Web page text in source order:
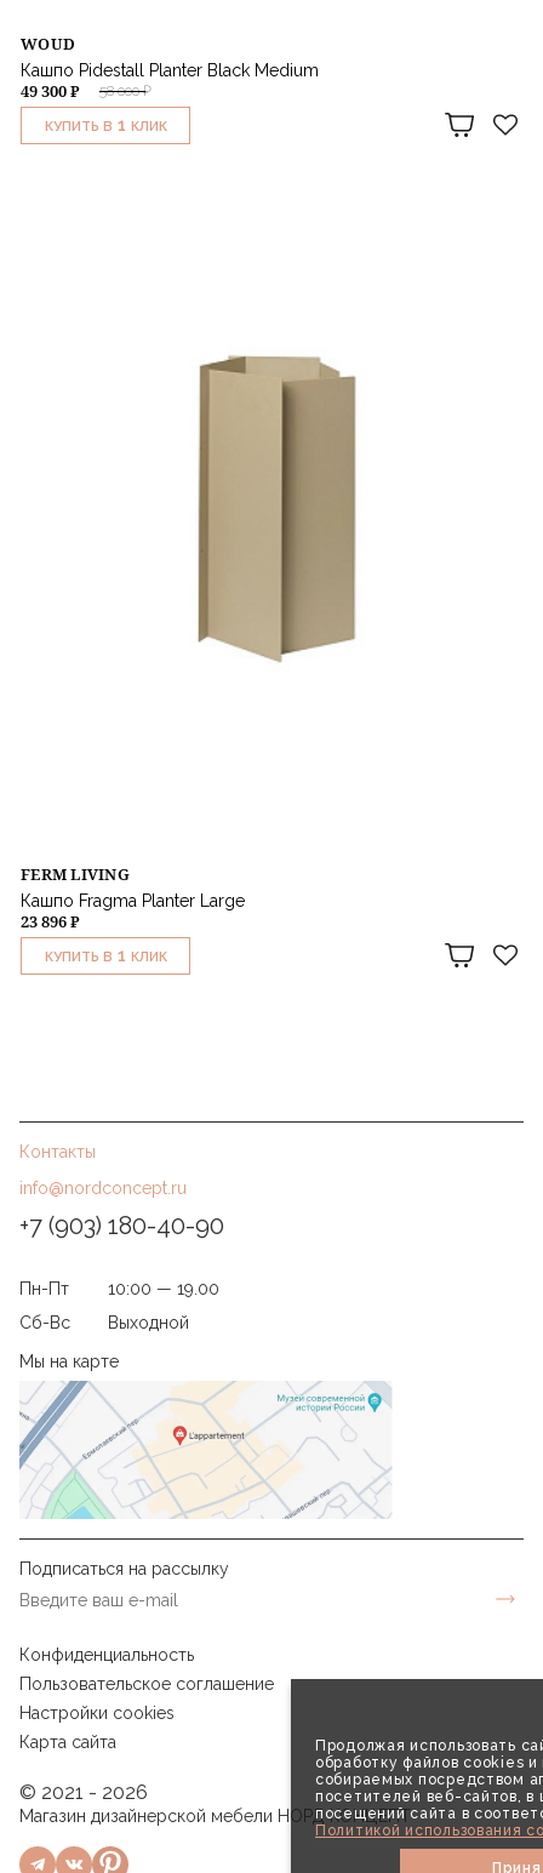
Продолжая использовать
обработку файлов cookies и
собираемых посредством
посетителей веб-сайтов, в
посещений сайта в
Политикой использования
WOUD
Кашпо Pidestall Planter Black Medium
58 000 ₽
49 300 ₽
КУПИТЬ В 1 КЛИК
FERM LIVING
Кашпо Fragma Planter Large
23 896 ₽
КУПИТЬ В 1 КЛИК
Контакты
info@nordconcept.ru
+7 (903) 180-40-90
Пн-Пт
10:00 — 19.00
Сб-Вс
Выходной
Мы на карте
Подписаться на рассылку
Конфиденциальность
Пользовательское соглашение
Настройки cookies
Карта сайта
© 2021 - 2026
Магазин дизайнерской мебели НОРД КОНЦЕПТ